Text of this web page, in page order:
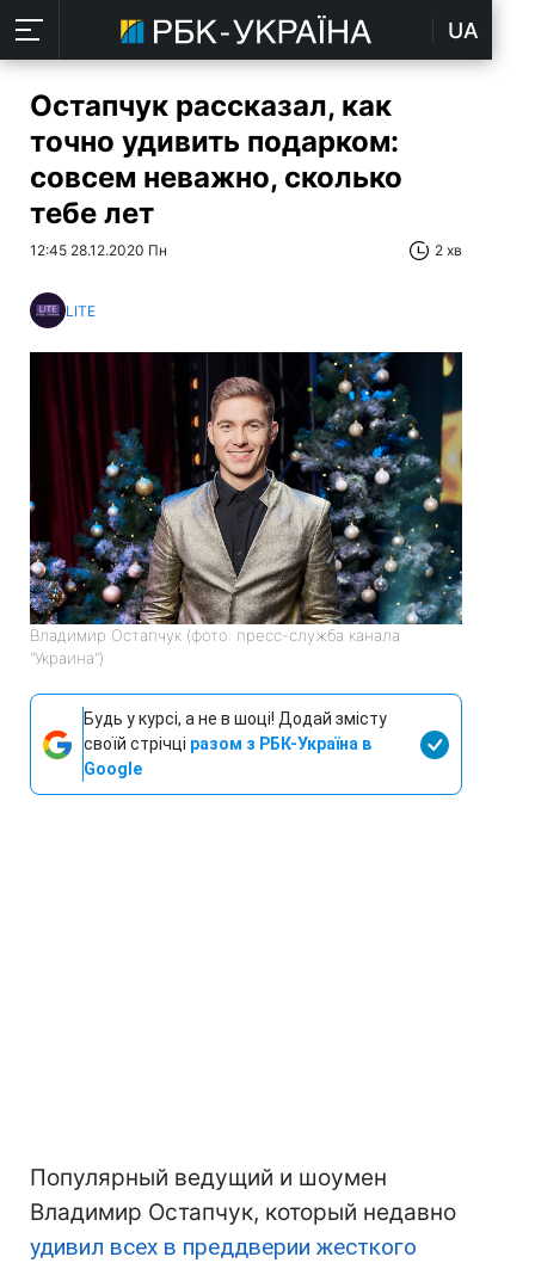
UA
Остапчук рассказал, как
точно удивить подарком:
совсем неважно, сколько
тебе лет
12:45 28.12.2020 Пн 2 хв
LITE
Владимир Остапчук (фото: пресс-служба канала
"Украина")
Будь у курсі, а не в шоці! Додай змісту
своїй стрічці разом з РБК-Україна в
Google
Популярный ведущий и шоумен
Владимир Остапчук, который недавно
удивил всех в преддверии жесткого